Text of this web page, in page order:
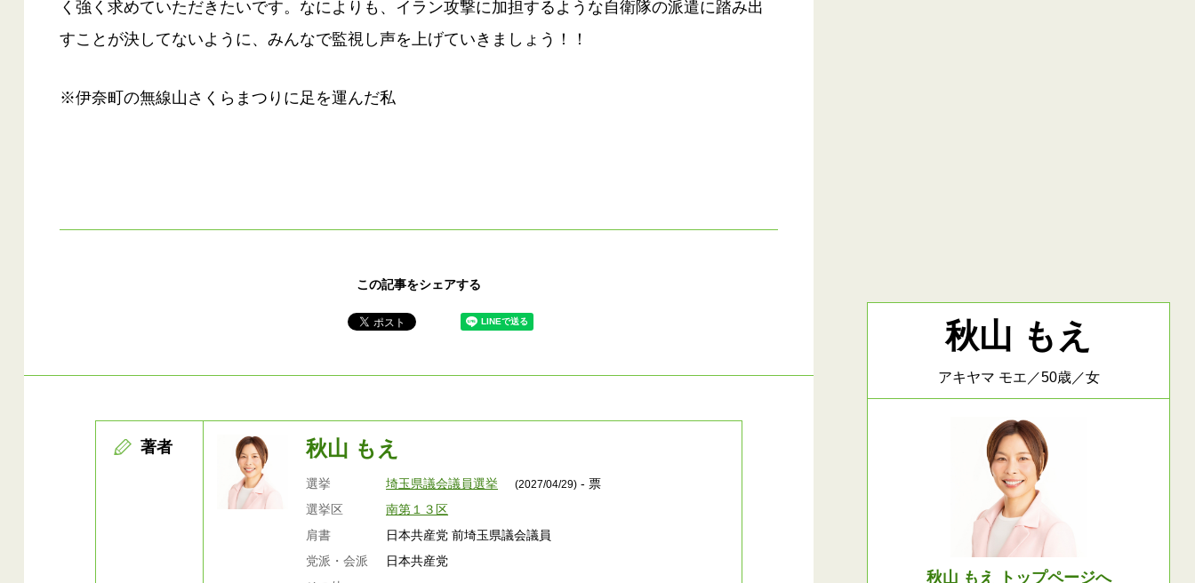
く強く求めていただきたいです。なによりも、イラン攻撃に加担するような自衛隊の派遣に踏み出
すことが決してないように、みんなで監視し声を上げていきましょう！！
※伊奈町の無線山さくらまつりに足を運んだ私
この記事をシェアする
著者 秋山 もえ
選挙 埼玉県議会議員選挙 (2027/04/29) - 票
選挙区
南第１３区
肩書
日本共産党 前埼玉県議会議員
党派・会派
日本共産党
秋山 もえ
アキヤマ モエ／50歳／女
秋山 もえ トップページへ